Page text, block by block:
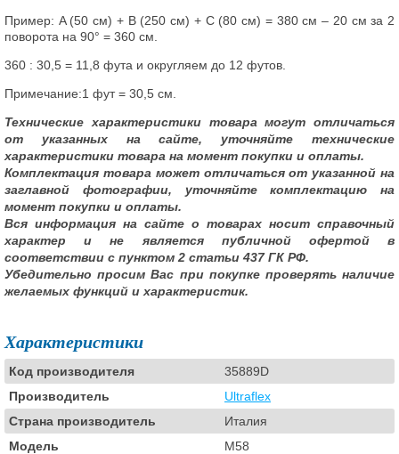
Пример: A (50 см) + B (250 см) + C (80 см) = 380 см – 20 см за 2
поворота на 90° = 360 см.
360 : 30,5 = 11,8 фута и округляем до 12 футов.
Примечание:1 фут = 30,5 см.
Технические характеристики товара могут отличаться
от указанных на сайте, уточняйте технические
характеристики товара на момент покупки и оплаты.
Комплектация товара может отличаться от указанной на
заглавной фотографии, уточняйте комплектацию на
момент покупки и оплаты.
Вся информация на сайте о товарах носит справочный
характер и не является публичной офертой в
соответствии с пунктом 2 статьи 437 ГК РФ.
Убедительно просим Вас при покупке проверять наличие
желаемых функций и характеристик.
Характеристики
Код производителя
35889D
Производитель
Ultraflex
Страна производитель
Италия
Модель
M58